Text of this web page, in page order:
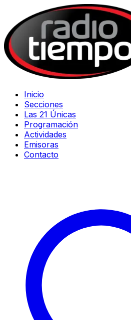
Inicio
Secciones
Las 21 Únicas
Programación
Actividades
Emisoras
Contacto